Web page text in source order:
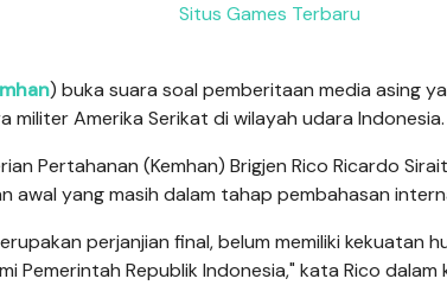
Situs Games Terbaru
) buka suara soal pemberitaan media asing
militer Amerika Serikat di wilayah udara Indonesia.
Pertahanan (Kemhan) Brigjen Rico Ricardo
awal yang masih dalam tahap pembahasan
perjanjian final, belum memiliki kekuatan
Pemerintah Republik Indonesia," kata Rico